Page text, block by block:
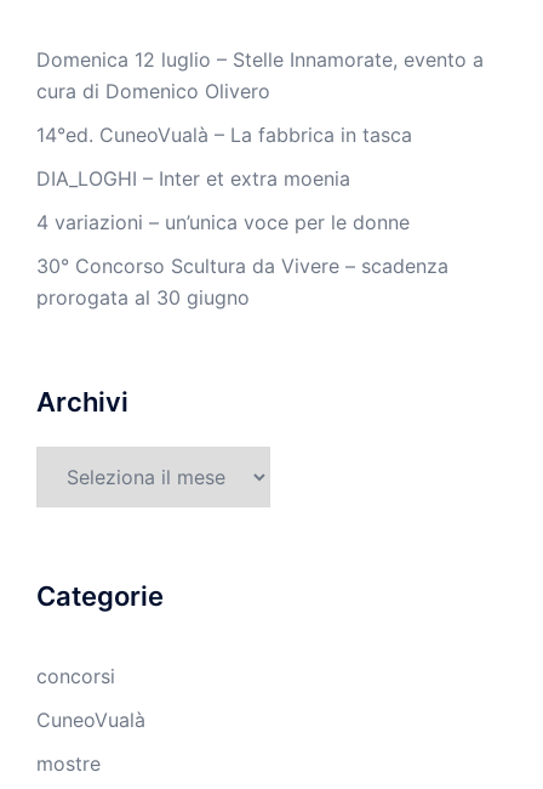
Domenica 12 luglio – Stelle Innamorate, evento a
cura di Domenico Olivero
14°ed. CuneoVualà – La fabbrica in tasca
DIA_LOGHI – Inter et extra moenia
4 variazioni – un’unica voce per le donne
30° Concorso Scultura da Vivere – scadenza
prorogata al 30 giugno
Archivi
Categorie
concorsi
CuneoVualà
mostre